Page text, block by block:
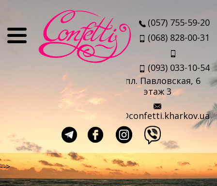
Отзывы
Выезд агента
Прокат чемоданов
Такси в аэропорт
(057) 755-59-20
(068) 828-00-31
(093) 033-10-54
пл. Павловская, 6
этаж 3
info@confetti.kharkov.ua
-->